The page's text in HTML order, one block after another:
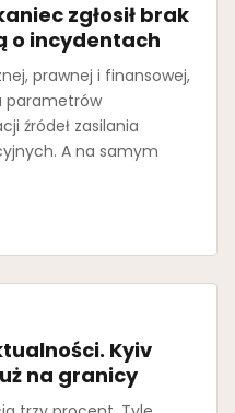
zgłosił brak
o incydentach
prawnej i finansowej,
parametrów
źródeł zasilania
A na samym
Kyiv
na granicy